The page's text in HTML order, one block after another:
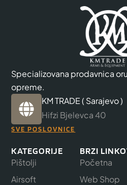
Specializovana prodavnica
opreme.
KM TRADE ( Sarajevo )
Hifzi Bjelevca 40
SVE POSLOVNICE
KATEGORIJE
Pištolji
Airsoft
BRZI
Početna
Web Shop